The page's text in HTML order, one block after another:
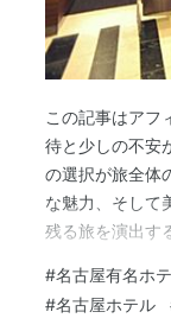
この記事はアフ
待と少しの不安
の選択が旅全体
な魅力、そして
残る旅を演出す
は、古くからの
です。名古屋城
#名古屋有名ホ
#名古屋ホテル